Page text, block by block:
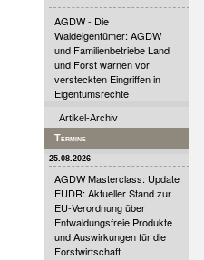
AGDW - Die
Waldeigentümer: AGDW
und Familienbetriebe Land
und Forst warnen vor
versteckten Eingriffen in
Eigentumsrechte
Artikel-Archiv
Termine
25.08.2026
AGDW Masterclass: Update
EUDR: Aktueller Stand zur
EU-Verordnung über
Entwaldungsfreie Produkte
und Auswirkungen für die
Forstwirtschaft